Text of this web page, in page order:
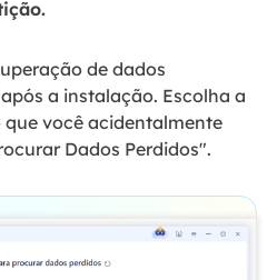
de dados
a instalação. Escolha a
você acidentalmente
Dados Perdidos".